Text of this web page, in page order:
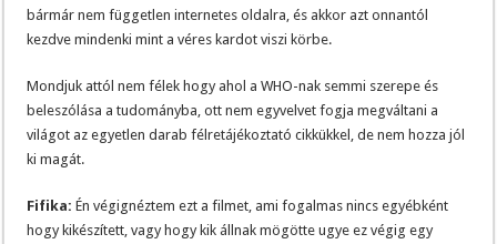
bármár nem független internetes oldalra, és akkor azt onnantól
kezdve mindenki mint a véres kardot viszi körbe.
Mondjuk attól nem félek hogy ahol a WHO-nak semmi szerepe és
beleszólása a tudományba, ott nem egyvelvet fogja megváltani a
világot az egyetlen darab félretájékoztató cikkükkel, de nem hozza jól
ki magát.
Fifika: Én végignéztem ezt a filmet, ami fogalmas nincs egyébként
hogy kikészített, vagy hogy kik állnak mögötte ugye ez végig egy